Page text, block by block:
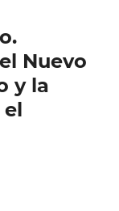
Nuevo
y la